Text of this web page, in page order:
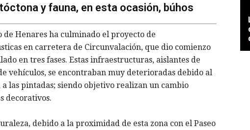
y fauna, en esta ocasión, búhos
de Henares ha culminado el proyecto de
en carretera de Circunvalación, que dio comienzo
en tres fases. Estas infraestructuras, aislantes de
vehículos, se encontraban muy deterioradas debido al
las pintadas; siendo objetivo realizan un cambio
decorativos.
debido a la proximidad de esta zona con el Paseo